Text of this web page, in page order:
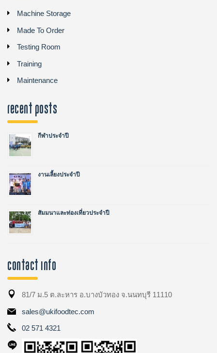
Machine Storage
Made To Order
Testing Room
Training
Maintenance
recent posts
กีฬาประจำปี
งานเลี้ยงประจำปี
สัมมนาและท่องเที่ยวประจำปี
Contact Info
81/7 ม.5 ต.ละหาร อ.บางบัวทอง จ.นนทบุรี 11110
sales@ukifoodtec.com
02 571 4321